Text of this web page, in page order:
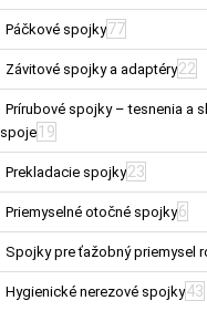
Páčkové spojky77
Závitové spojky a adaptéry22
Prírubové spojky – tesnenia a
spoje 19
Prekladacie spojky23
Priemyselné otočné spojky6
Spojky pre ťažobný priemysel
Hygienické nerezové spojky43